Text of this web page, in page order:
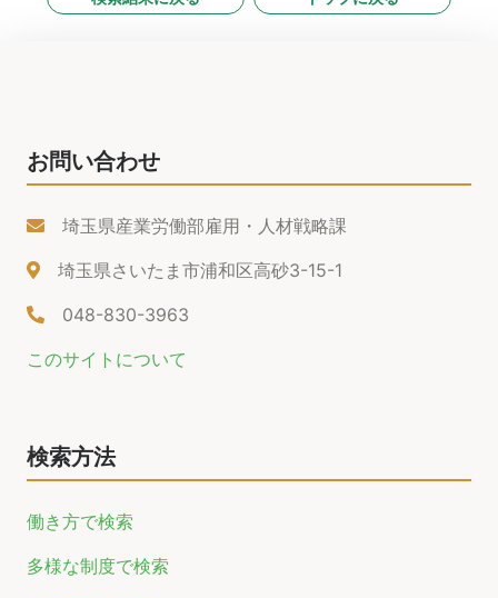
お問い合わせ
埼玉県産業労働部雇用・人材戦略課
埼玉県さいたま市浦和区高砂3-15-1
048-830-3963
このサイトについて
検索方法
働き方で検索
多様な制度で検索